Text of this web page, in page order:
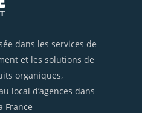
dans les services de
et les solutions de
organiques,
local d’agences dans
France